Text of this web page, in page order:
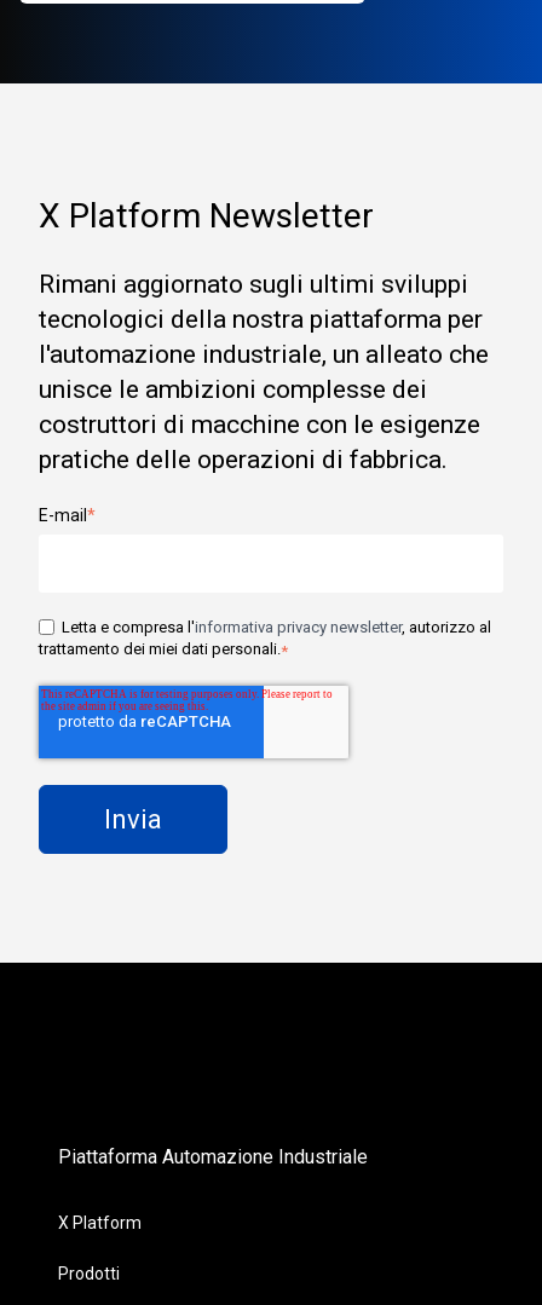
X Platform Newsletter
Rimani aggiornato sugli ultimi sviluppi
tecnologici della nostra piattaforma per
l'automazione industriale, un alleato che
unisce le ambizioni complesse dei
costruttori di macchine con le esigenze
pratiche delle operazioni di fabbrica.
E-mail *
Letta e compresa l'informativa privacy newsletter, autorizzo al
trattamento dei miei dati personali. *
Piattaforma Automazione Industriale
X Platform
Prodotti